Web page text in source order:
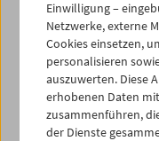
Filmmuseums stellt
und Skizzen aus den
Geschichte zur
Schattenpionierinist
2024 imMuseum für
Einwilligung –
Netzwerke, externe
Cookies einsetzen,
personalisieren
auszuwerten. Diese
erhobenen Daten
zusammenführen,
der Dienste